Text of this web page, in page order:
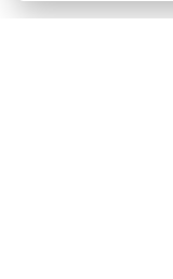
ประเภทธุรกิจไมซ์